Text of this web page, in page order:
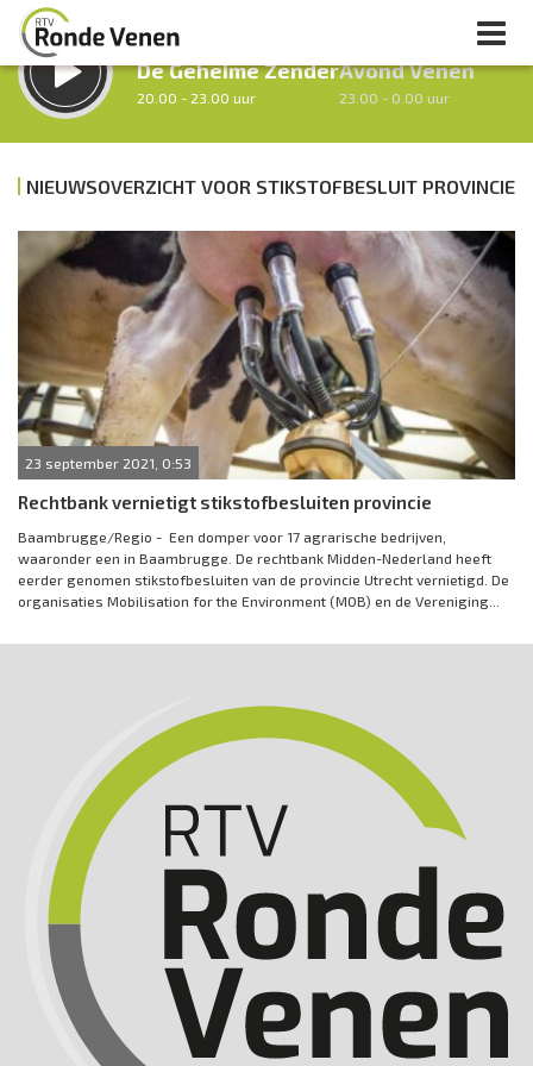
LUISTER LIVE:
De Geheime Zender
20.00 - 23.00 uur
Avond Venen
23.00 - 0.00 uur
Vorig uur Volgend uur
Inklappen
NIEUWSOVERZICHT VOOR STIKSTOFBESLUIT PROVINCIE
23 september 2021, 0:53
Rechtbank vernietigt stikstofbesluiten provincie
Baambrugge/Regio - Een domper voor 17 agrarische bedrijven,
waaronder een in Baambrugge. De rechtbank Midden-Nederland heeft
eerder genomen stikstofbesluiten van de provincie Utrecht vernietigd. De
organisaties Mobilisation for the Environment (MOB) en de Vereniging...